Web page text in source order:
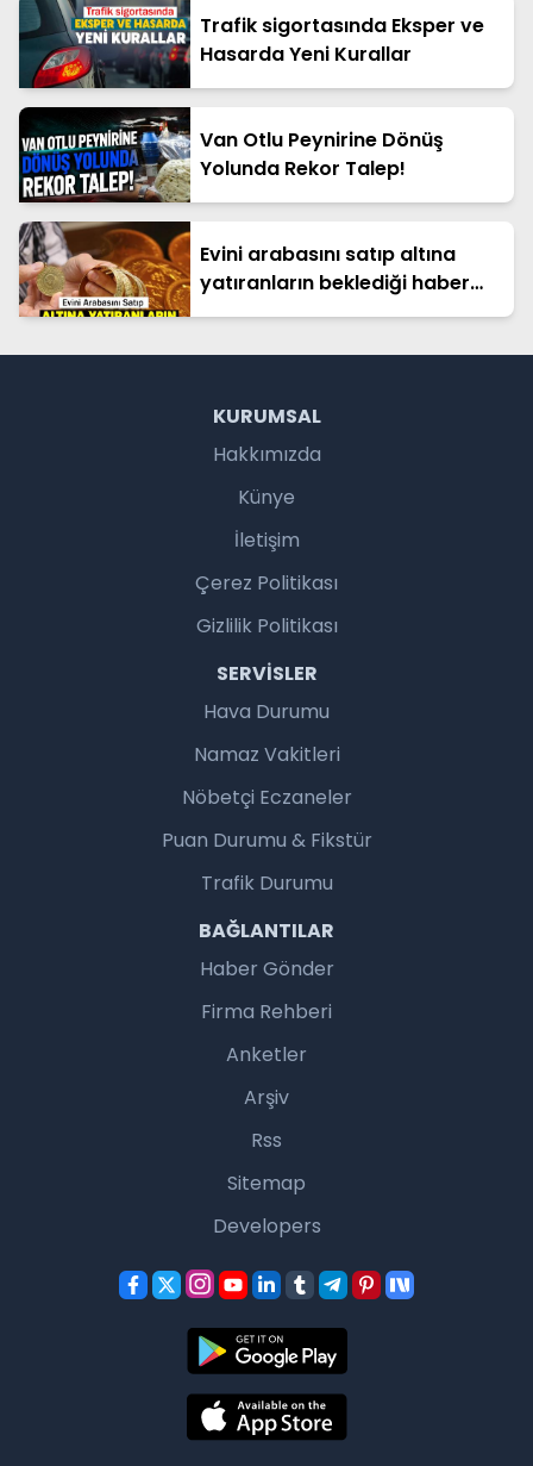
Trafik sigortasında Eksper ve
Hasarda Yeni Kurallar
Van Otlu Peynirine Dönüş
Yolunda Rekor Talep!
Evini arabasını satıp altına
yatıranların beklediği haber
geldi
KURUMSAL
Hakkımızda
Künye
İletişim
Çerez Politikası
Gizlilik Politikası
SERVISLER
Hava Durumu
Namaz Vakitleri
Nöbetçi Eczaneler
Puan Durumu & Fikstür
Trafik Durumu
BAĞLANTILAR
Haber Gönder
Firma Rehberi
Anketler
Arşiv
Rss
Sitemap
Developers